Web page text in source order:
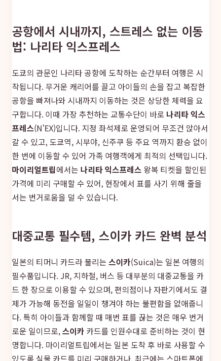
공항에서 시내까지, 스트레스 없는 이동
법: 나리타 익스프레스
도쿄의 관문인 나리타 공항에 도착하는 순간부터 여행은 시
작됩니다. 무거운 캐리어를 끌고 아이들의 손을 잡고 복잡한
공항을 빠져나와 시내까지 이동하는 것은 상당한 체력을 요
구합니다. 이때 가장 추천하는 교통수단이 바로 나리타 익스
프레스(N'EX)입니다. 지정 좌석제로 운영되어 무조건 앉아서
갈 수 있고, 도쿄역, 시부야, 신주쿠 등 주요 역까지 환승 없이
한 번에 이동할 수 있어 가족 여행객에게 최적의 선택입니다.
마이리얼트립에서는 나리타 익스프레스 왕복 티켓을 할인된
가격에 미리 구매할 수 있어, 현장에서 표를 사기 위해 줄을
서는 번거로움을 덜 수 있습니다.
대중교통 필수템, 스이카 카드 완벽 분석
일본의 티머니 카드라 불리는 스이카(Suica)는 일본 여행의
필수품입니다. JR, 지하철, 버스 등 대부분의 대중교통을 카
드 한 장으로 이용할 수 있으며, 편의점이나 자판기에서도 결
제가 가능해 동전을 일일이 챙겨야 하는 불편함을 없애줍니
다. 특히 아이들과 함께할 때 매번 표를 끊는 것은 매우 번거
로운 일이므로,스이카 카드를 인원수대로 준비하는 것이 현
명합니다. 마이리얼트립에서는 일본 도착 후 바로 사용할 수
있도록 실물 카드를 미리 구매하거나, 최근에는 스마트폰에